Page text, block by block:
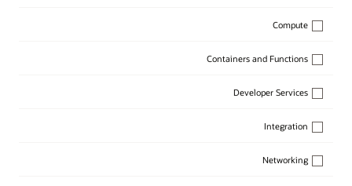
Compute
Containers and Functions
Developer Services
Integration
Networking